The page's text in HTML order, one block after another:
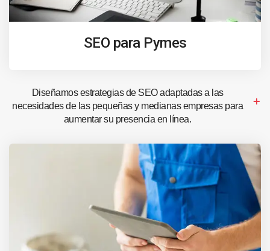
SEO para Pymes
Diseñamos estrategias de SEO adaptadas a las
necesidades de las pequeñas y medianas empresas para
aumentar su presencia en línea.